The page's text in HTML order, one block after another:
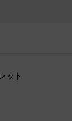
ット